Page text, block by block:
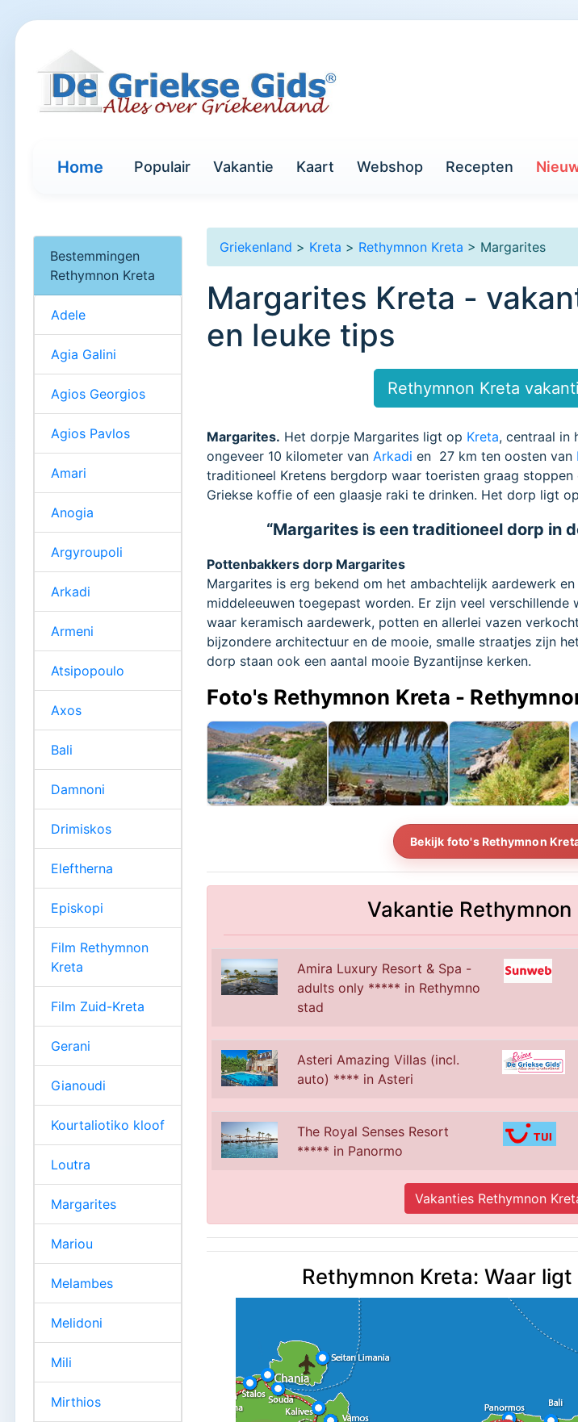
Home Populair Vakantie Kaart Webshop Recepten
Griekenland > Kreta > Rethymnon Kreta > Margarites
Margarites Kreta -
en leuke tips
Rethymnon Kreta
Margarites. Het dorpje Margarites ligt op Kreta, centraal in
ongeveer 10 kilometer van Arkadi en 27 km ten oosten van
traditioneel Kretens bergdorp waar toeristen graag
Griekse koffie of een glaasje raki te drinken. Het dorp ligt
“Margarites is een traditioneel dorp in
Pottenbakkers dorp Margarites
Margarites is erg bekend om het ambachtelijk aardewerk
middeleeuwen toegepast worden. Er zijn veel verschillende
waar keramisch aardewerk, potten en allerlei vazen
bijzondere architectuur en de mooie, smalle straatjes zijn
dorp staan ook een aantal mooie Byzantijnse kerken.
Foto's Rethymnon Kreta -
Bekijk foto's Rethymnon
Vakantie Rethymnon
Amira Luxury Resort & Spa -
adults only ***** in Rethymno
stad
Asteri Amazing Villas (incl.
auto) **** in Asteri
The Royal Senses Resort
***** in Panormo
Vakanties Rethymnon
Rethymnon Kreta: Waar
Bestemmingen
Rethymnon Kreta
Adele
Agia Galini
Agios Georgios
Agios Pavlos
Amari
Anogia
Argyroupoli
Arkadi
Armeni
Atsipopoulo
Axos
Bali
Damnoni
Drimiskos
Eleftherna
Episkopi
Film Rethymnon
Kreta
Film Zuid-Kreta
Gerani
Gianoudi
Kourtaliotiko kloof
Loutra
Margarites
Mariou
Melambes
Melidoni
Mili
Mirthios